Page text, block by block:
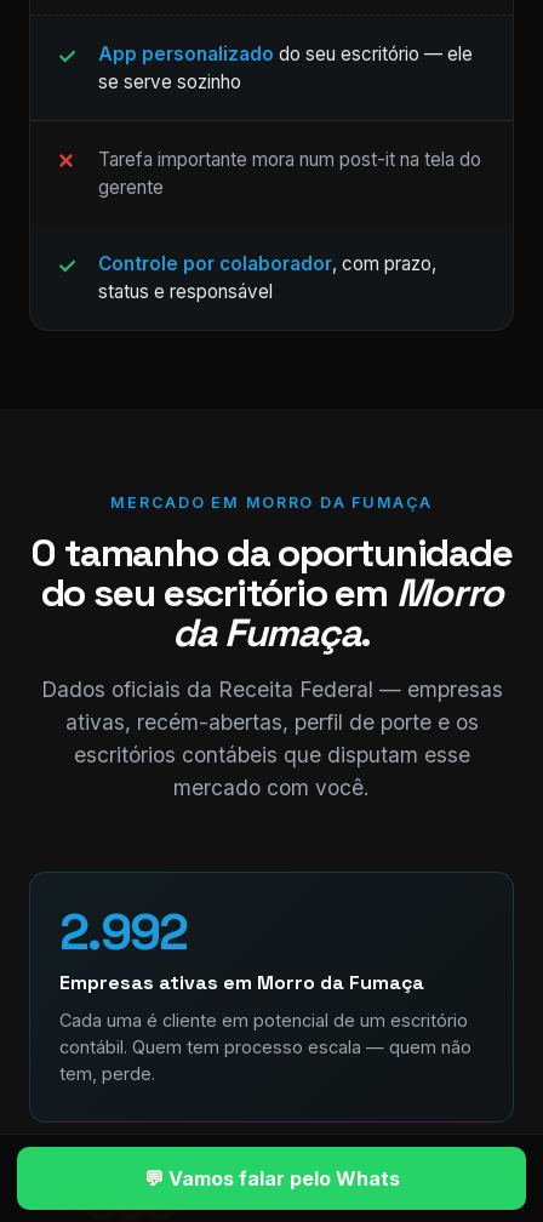
App personalizado do seu escritório — ele
se serve sozinho
Tarefa importante mora num post-it na tela do
gerente
Controle por colaborador, com prazo,
status e responsável
MERCADO EM MORRO DA FUMAÇA
O tamanho da oportunidade
do seu escritório em Morro
da Fumaça.
Dados oficiais da Receita Federal — empresas
ativas, recém-abertas, perfil de porte e os
escritórios contábeis que disputam esse
mercado com você.
2.992
Empresas ativas em Morro da Fumaça
Cada uma é cliente em potencial de um escritório
contábil. Quem tem processo escala — quem não
tem, perde.
+336💬 Vamos falar pelo Whats